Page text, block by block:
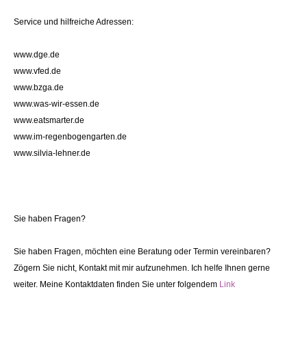
Service und hilfreiche Adressen:
www.dge.de
www.vfed.de
www.bzga.de
www.was-wir-essen.de
www.eatsmarter.de
www.im-regenbogengarten.de
www.silvia-lehner.de
Sie haben Fragen?
Sie haben Fragen, möchten eine Beratung oder Termin vereinbaren?
Zögern Sie nicht, Kontakt mit mir aufzunehmen. Ich helfe Ihnen gerne
weiter. Meine Kontaktdaten finden Sie unter folgendem Link